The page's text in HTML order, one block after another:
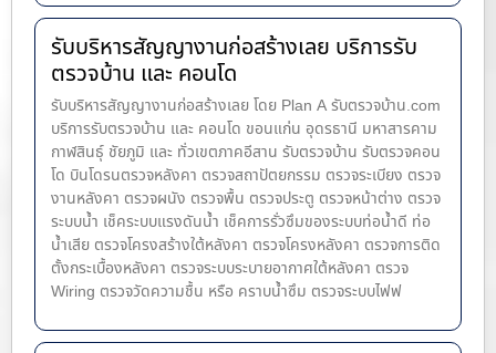
รับบริหารสัญญางานก่อสร้างเลย บริการรับ
ตรวจบ้าน และ คอนโด
รับบริหารสัญญางานก่อสร้างเลย โดย Plan A รับตรวจบ้าน.com
บริการรับตรวจบ้าน และ คอนโด ขอนแก่น อุดรธานี มหาสารคาม
กาฬสินธุ์ ชัยภูมิ และ ทั่วเขตภาคอีสาน รับตรวจบ้าน รับตรวจคอน
โด บินโดรนตรวจหลังคา ตรวจสถาปัตยกรรม ตรวจระเบียง ตรวจ
งานหลังคา ตรวจผนัง ตรวจพื้น ตรวจประตู ตรวจหน้าต่าง​ ตรวจ
ระบบน้ำ เช็คระบบแรงดันน้ำ เช็คการรั่วซึมของระบบท่อน้ำ​ดี ท่อ
น้ำ​เสีย ตรวจโครงสร้างใต้หลังคา ตรวจโครงหลังคา ตรวจการติด
ตั้งกระเบื้องหลังคา ตรวจระบบระบายอากาศใต้หลังคา ตรวจ
Wiring ตรวจวัดความชื้น หรือ คราบน้ำซึม ตรวจระบบไฟฟ